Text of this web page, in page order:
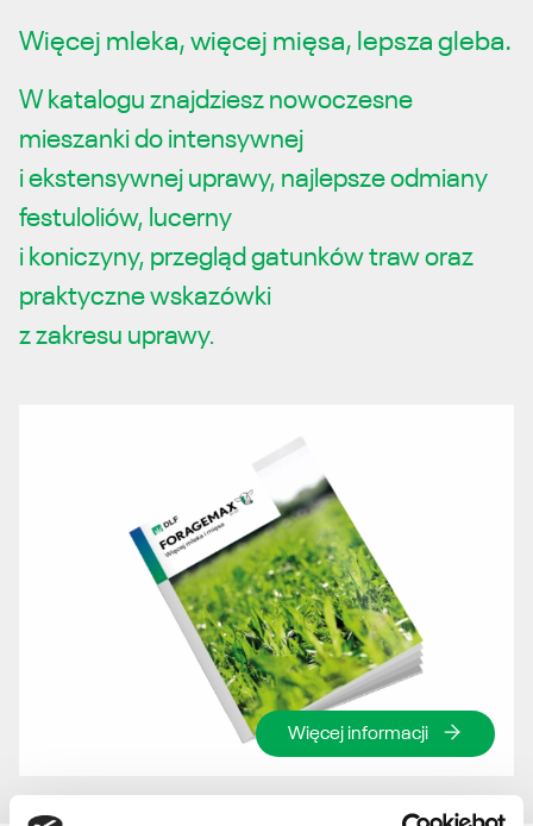
Więcej mleka, więcej mięsa, lepsza gleba.
W katalogu znajdziesz nowoczesne
mieszanki do intensywnej
i ekstensywnej uprawy, najlepsze odmiany
festuloliów, lucerny
i koniczyny, przegląd gatunków traw oraz
praktyczne wskazówki
z zakresu uprawy.
Więcej informacji